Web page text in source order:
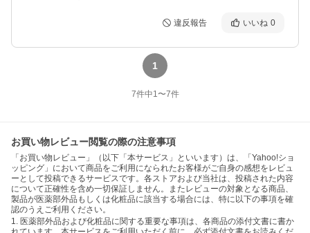
違反報告 いいね 0
1
7件中1〜7件
お買い物レビュー閲覧の際の注意事項
「お買い物レビュー」（以下「本サービス」といいます）は、「Yahoo!ショ
ッピング」において商品をご利用になられたお客様がご自身の感想をレビュ
ーとして投稿できるサービスです。各ストアおよび当社は、投稿された内容
について正確性を含め一切保証しません。またレビューの対象となる商品、
製品が医薬部外品もしくは化粧品に該当する場合には、特に以下の事項を確
認のうえご利用ください。
1. 医薬部外品および化粧品に関する重要な事項は、各商品の添付文書に書か